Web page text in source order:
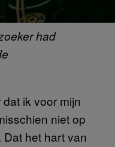
had
ik voor mijn
niet op
het hart van